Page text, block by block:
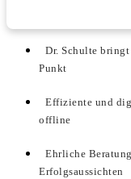
Dr. Schulte
Punkt
Effiziente und
offline
Ehrliche
Erfolgsaussichten